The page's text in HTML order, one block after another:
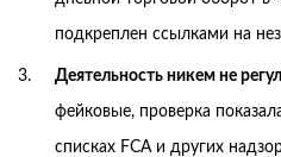
подкреплен ссылками на
Деятельность никем не
фейковые, проверка
списках FCA и других